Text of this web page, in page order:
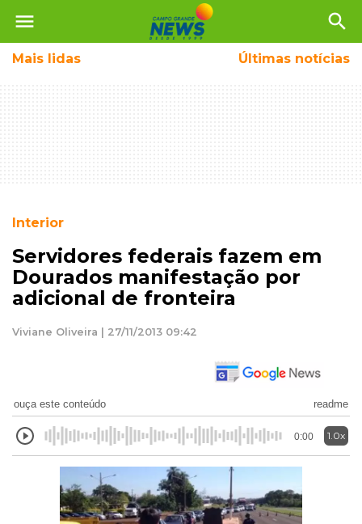
menu search
Mais lidas Últimas notícias
Interior
Servidores federais fazem em
Dourados manifestação por
adicional de fronteira
Viviane Oliveira | 27/11/2013 09:42
ouça este conteúdo readme
0:00 1.0x